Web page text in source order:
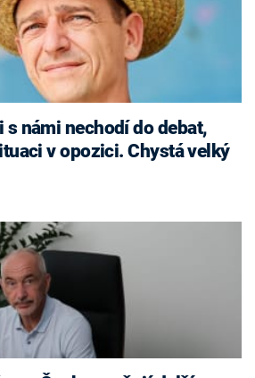
námi nechodí do debat,
v opozici. Chystá velký